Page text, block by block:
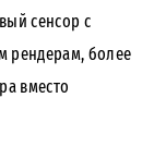
сенсор с
рендерам, более
вместо